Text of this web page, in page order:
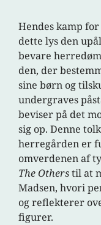
Hendes kamp
dette lys den
bevare
den, der
sine børn og
undergraves
beviser på det
sig op. Denne
herregården er
omverdenen af
The Otherstil at
Madsen, hvori
og reflekterer
figurer.